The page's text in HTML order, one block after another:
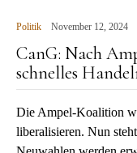
Politik November 12, 2024
CanG: Nach
schnelles
Die Ampel-Koalition
liberalisieren. Nun